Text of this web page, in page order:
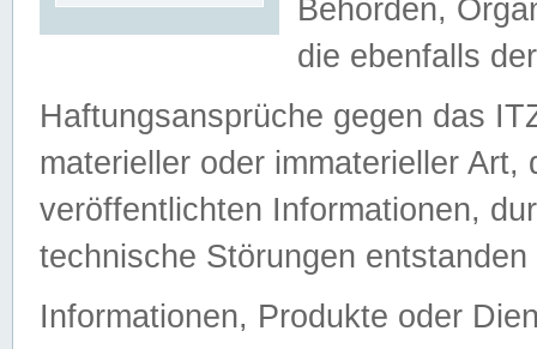
Behörden,
die ebenfalls
Haftungsansprüche gegen das
materieller oder immaterieller
veröffentlichten Informationen,
technische Störungen
Informationen, Produkte oder